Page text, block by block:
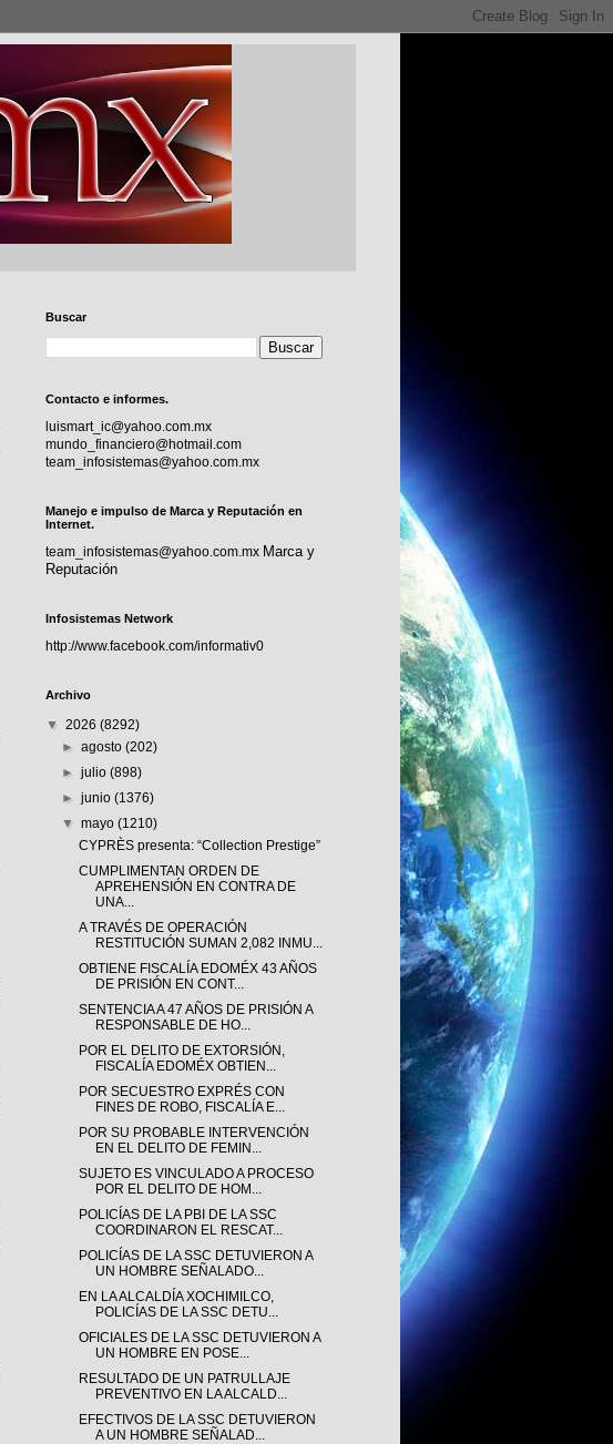
Buscar
Contacto e informes.
luismart_ic@yahoo.com.mx
mundo_financiero@hotmail.com
team_infosistemas@yahoo.com.mx
Manejo e impulso de Marca y Reputación en
Internet.
team_infosistemas@yahoo.com.mx Marca y
Reputación
Infosistemas Network
http://www.facebook.com/informativ0
Archivo
▼ 2026 (8292)
►agosto(202)
►julio(898)
►junio(1376)
▼mayo(1210)
CYPRÈS presenta: “Collection Prestige”
CUMPLIMENTAN ORDEN DE
APREHENSIÓN EN CONTRA DE
UNA...
A TRAVÉS DE OPERACIÓN
RESTITUCIÓN SUMAN 2,082 INMU...
OBTIENE FISCALÍA EDOMÉX 43 AÑOS
DE PRISIÓN EN CONT...
SENTENCIA A 47 AÑOS DE PRISIÓN A
RESPONSABLE DE HO...
POR EL DELITO DE EXTORSIÓN,
FISCALÍA EDOMÉX OBTIEN...
POR SECUESTRO EXPRÉS CON
FINES DE ROBO, FISCALÍA E...
POR SU PROBABLE INTERVENCIÓN
EN EL DELITO DE FEMIN...
SUJETO ES VINCULADO A PROCESO
POR EL DELITO DE HOM...
POLICÍAS DE LA PBI DE LA SSC
COORDINARON EL RESCAT...
POLICÍAS DE LA SSC DETUVIERON A
UN HOMBRE SEÑALADO...
EN LA ALCALDÍA XOCHIMILCO,
POLICÍAS DE LA SSC DETU...
OFICIALES DE LA SSC DETUVIERON A
UN HOMBRE EN POSE...
RESULTADO DE UN PATRULLAJE
PREVENTIVO EN LA ALCALD...
EFECTIVOS DE LA SSC DETUVIERON
A UN HOMBRE SEÑALAD...